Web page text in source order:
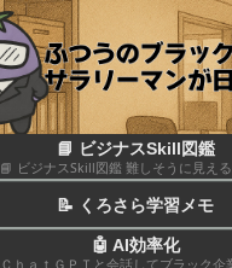
📘 ビジナスSkill図鑑
📝 くろさら学習メモ
🤖 AI効率化